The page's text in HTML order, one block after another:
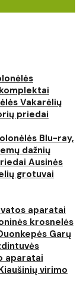
Vakarėlių
priedai
Blu-ray,
dažnių
Ausinės
grotuvai
aparatai
krosnelės
Garų
aparatai
virimo